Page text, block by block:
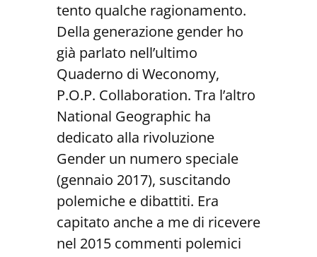
tento qualche ragionamento.
Della generazione gender ho
già parlato nell’ultimo
Quaderno di Weconomy,
P.O.P. Collaboration. Tra l’altro
National Geographic ha
dedicato alla rivoluzione
Gender un numero speciale
(gennaio 2017), suscitando
polemiche e dibattiti. Era
capitato anche a me di ricevere
nel 2015 commenti polemici